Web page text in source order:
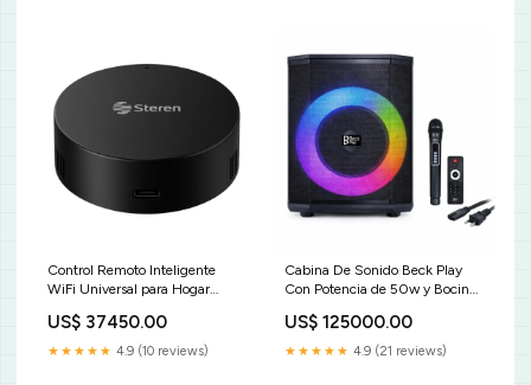
Control Remoto Inteligente
WiFi Universal para Hogar
Assistant Steren SHOME-160
tapetes para mouse
US$ 37450.00
★★★★★ 4.9 (10 reviews)
Cabina De Sonido Beck Play
Con Potencia de 50w y Bocina
para celular
US$ 125000.00
★★★★★ 4.9 (21 reviews)